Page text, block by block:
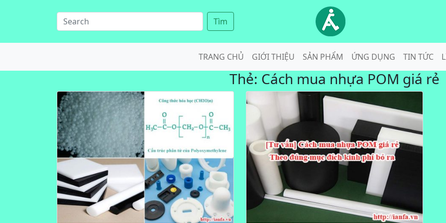
Tìm
TRANG CHỦ GIỚI THIỆU SẢN PHẨM ỨNG DỤNG TIN TỨC
Thẻ: Cách mua nhựa POM giá rẻ